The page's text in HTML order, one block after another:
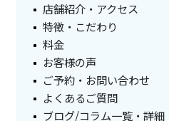
店舗紹介・アクセス
特徴・こだわり
料金
お客様の声
ご予約・お問い合わせ
よくあるご質問
ブログ/コラム一覧・詳細